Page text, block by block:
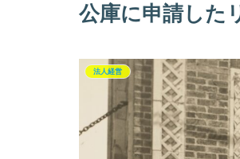
公庫に申請した
法人経営